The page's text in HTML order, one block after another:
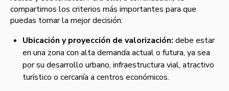
compartimos los criterios más importantes para que
puedas tomar la mejor decisión:
Ubicación y proyección de valorización: debe estar
en una zona con alta demanda actual o futura, ya sea
por su desarrollo urbano, infraestructura vial, atractivo
turístico o cercanía a centros económicos.